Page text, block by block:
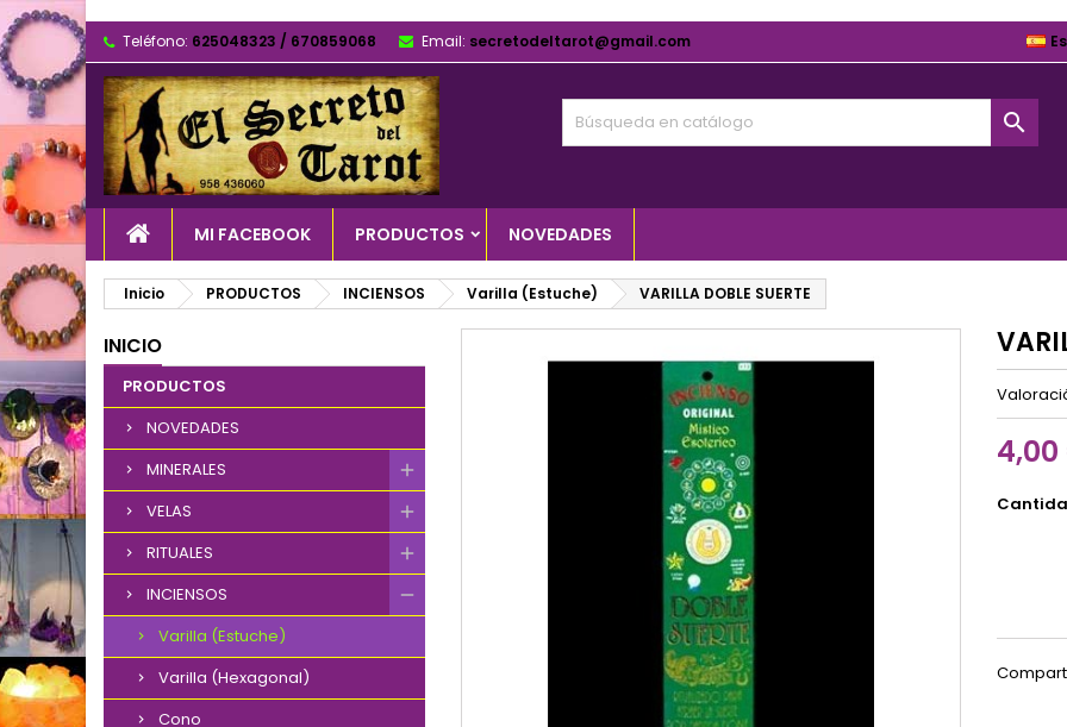
Teléfono: 625048323 / 670859068 Email: secretodeltarot@gmail.com

MI FACEBOOK PRODUCTOS NOVEDADES
Inicio PRODUCTOS INCIENSOS Varilla (Estuche) VARILLA DOBLE SUERTE
INICIO
PRODUCTOS
NOVEDADES
MINERALES
VELAS
RITUALES
INCIENSOS
Varilla (Estuche)
Varilla (Hexagonal)
Cono